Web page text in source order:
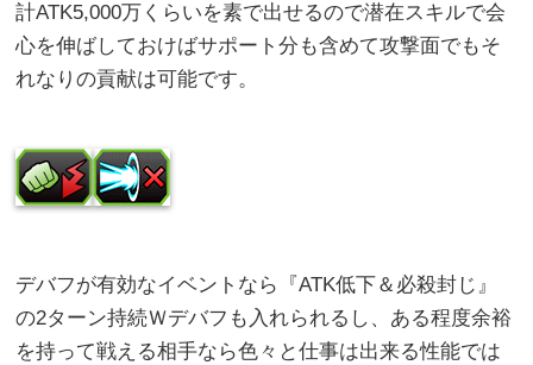
計ATK5,000万くらいを素で出せるので潜在スキルで会
心を伸ばしておけばサポート分も含めて攻撃面でもそ
れなりの貢献は可能です。
デバフが有効なイベントなら『ATK低下＆必殺封じ』
の2ターン持続Ｗデバフも入れられるし、ある程度余裕
を持って戦える相手なら色々と仕事は出来る性能では